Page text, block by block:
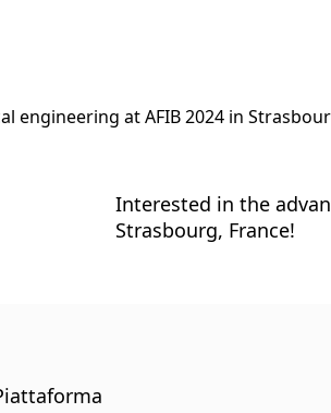
engineering at AFIB 2024 in
Interested in the
Strasbourg, France!